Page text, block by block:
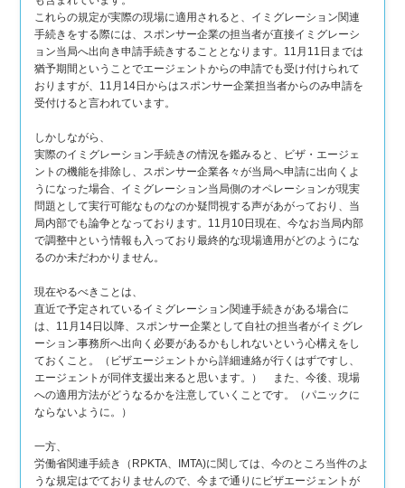
これらの規定が実際の現場に適用されると、イミグレーション関連
手続きをする際には、スポンサー企業の担当者が直接イミグレーシ
ョン当局へ出向き申請手続きすることとなります。11月11日までは
猶予期間ということでエージェントからの申請でも受け付けられて
おりますが、11月14日からはスポンサー企業担当者からのみ申請を
受付けると言われています。
しかしながら、
実際のイミグレーション手続きの情況を鑑みると、ビザ・エージェ
ントの機能を排除し、スポンサー企業各々が当局へ申請に出向くよ
うになった場合、イミグレーション当局側のオペレーションが現実
問題として実行可能なものなのか疑問視する声があがっており、当
局内部でも論争となっております。11月10日現在、今なお当局内部
で調整中という情報も入っており最終的な現場適用がどのようにな
るのか未だわかりません。
現在やるべきことは、
直近で予定されているイミグレーション関連手続きがある場合に
は、11月14日以降、スポンサー企業として自社の担当者がイミグレ
ーション事務所へ出向く必要があるかもしれないという心構えをし
ておくこと。（ビザエージェントから詳細連絡が行くはずですし、
エージェントが同伴支援出来ると思います。） また、今後、現場
への適用方法がどうなるかを注意していくことです。（パニックに
ならないように。）
一方、
労働省関連手続き（RPKTA、IMTA)に関しては、今のところ当件のよ
うな規定はでておりませんので、今まで通りにビザエージェントが